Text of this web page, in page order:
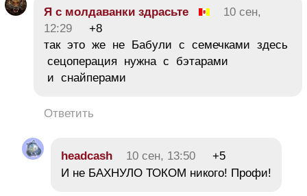
Я с молдаванки здрасьте
10 сен,
12:29
+8
так это же не Бабули с семечками здесь
сецоперация нужна с бэтарами
и снайперами
Ответить
headcash 10 сен, 13:50
+5
И не БАХНУЛО ТОКОМ никого! Профи!